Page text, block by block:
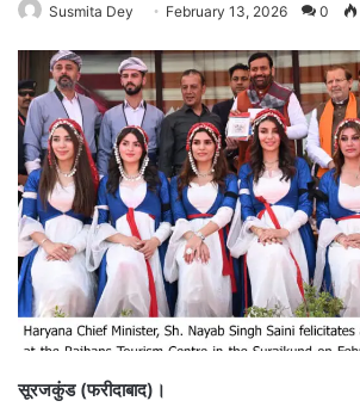
Susmita Dey February 13, 2026 0
सूरजकुंड (फरीदाबाद)।